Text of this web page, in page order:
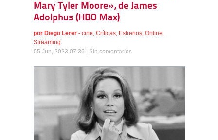
Mary Tyler Moore», de James
Adolphus (HBO Max)
por Diego Lerer - cine, Críticas, Estrenos, Online,
Streaming
05 Jun, 2023 07:36 | Sin comentarios